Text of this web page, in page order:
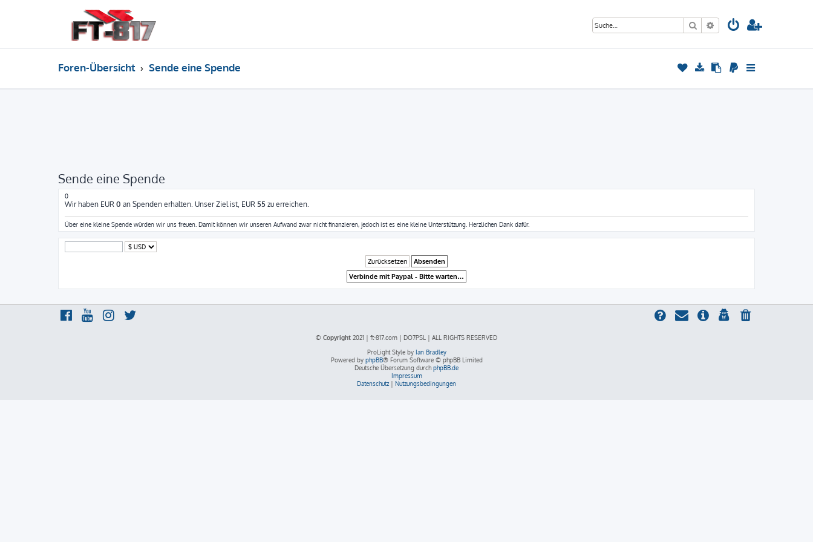
Suche Erweiterte Suche
Foren-Übersicht Sende eine Spende
Sende eine Spende
0
Wir haben EUR 0 an Spenden erhalten. Unser Ziel ist, EUR 55 zu erreichen.
Über eine kleine Spende würden wir uns freuen. Damit können wir unseren Aufwand zwar nicht finanzieren, jedoch ist es eine kleine Unterstützung. Herzlichen Dank dafür.
© Copyright 2021 | ft-817.com | DO7PSL | ALL RIGHTS RESERVED
ProLight Style by Ian Bradley
Powered by phpBB® Forum Software © phpBB Limited
Deutsche Übersetzung durch phpBB.de
Impressum
Datenschutz | Nutzungsbedingungen